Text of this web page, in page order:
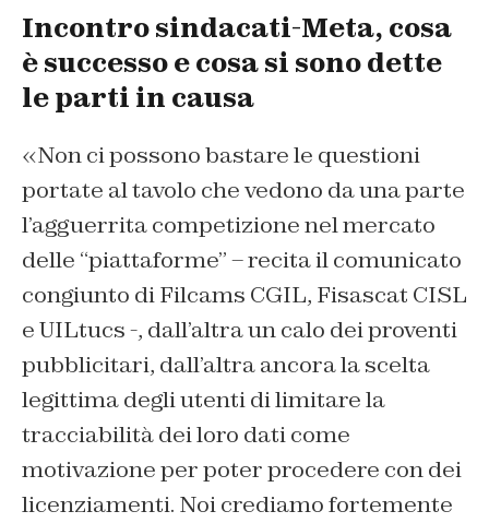
Incontro sindacati-Meta, cosa
è successo e cosa si sono dette
le parti in causa
«Non ci possono bastare le questioni
portate al tavolo che vedono da una parte
l’agguerrita competizione nel mercato
delle “piattaforme” – recita il comunicato
congiunto di Filcams CGIL, Fisascat CISL
e UILtucs -, dall’altra un calo dei proventi
pubblicitari, dall’altra ancora la scelta
legittima degli utenti di limitare la
tracciabilità dei loro dati come
motivazione per poter procedere con dei
licenziamenti. Noi crediamo fortemente